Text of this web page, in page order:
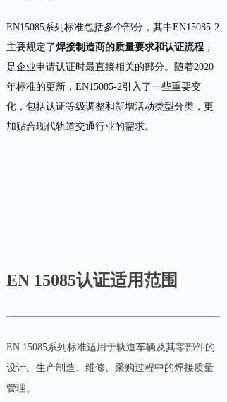
EN15085系列标准包括多个部分，其中EN15085-2
主要规定了焊接制造商的质量要求和认证流程 ，
是企业申请认证时最直接相关的部分。随着2020
年标准的更新，EN15085-2引入了一些重要变
化，包括认证等级调整和新增活动类型分类，更
加贴合现代轨道交通行业的需求。
EN 15085认证适用范围
EN 15085系列标准适用于轨道车辆及其零部件的
设计、生产制造、维修、采购过程中的焊接质量
管理。